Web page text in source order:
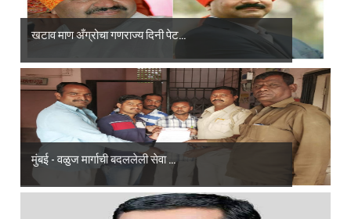
खटाव माण अँग्रोचा गणराज्य दिनी पेट...
मुंबई - वळुज मार्गाची बदललेली सेवा ...